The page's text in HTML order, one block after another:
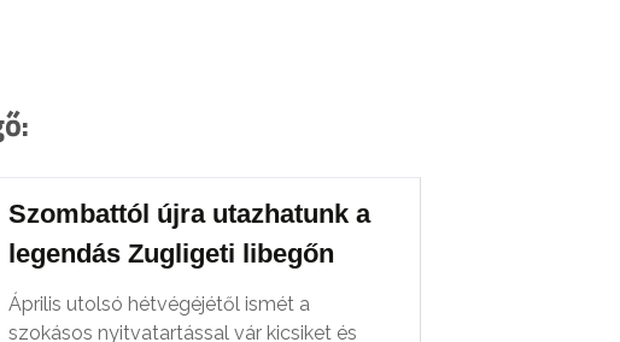
Szombattól újra utazhatunk a
legendás Zugligeti libegőn
Április utolsó hétvégéjétől ismét a
szokásos nyitvatartással vár kicsiket és